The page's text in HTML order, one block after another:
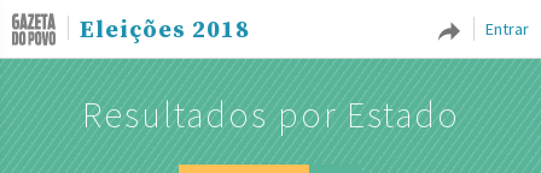
Entrar
Eleições 2018
Resultados por Estado